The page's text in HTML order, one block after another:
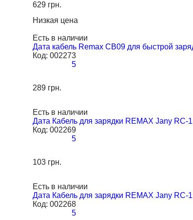
629 грн.
Низкая цена
Есть в наличии
Дата кабель Remax CB09 для быстрой
Код: 002273
5
289 грн.
Есть в наличии
Дата Кабель для зарядки REMAX Jany
Код: 002269
5
103 грн.
Есть в наличии
Дата Кабель для зарядки REMAX Jany
Код: 002268
5